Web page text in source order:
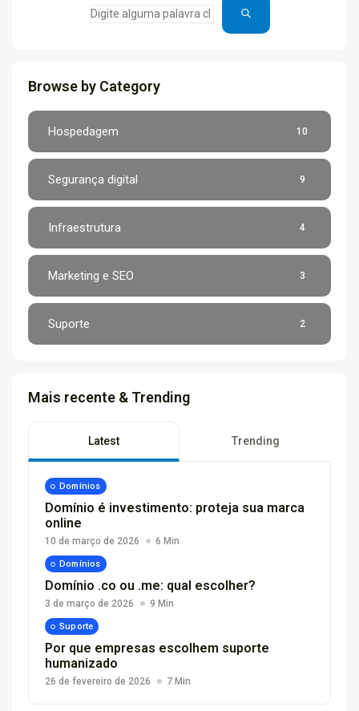
Browse by Category
Hospedagem 10
Segurança digital 9
Infraestrutura 4
Marketing e SEO 3
Suporte 2
Mais recente & Trending
Latest Trending
Domínios
Domínio é investimento: proteja sua marca
online
10 de março de 2026 6 Min
Domínios
Domínio .co ou .me: qual escolher?
3 de março de 2026 9 Min
Suporte
Por que empresas escolhem suporte
humanizado
26 de fevereiro de 2026 7 Min